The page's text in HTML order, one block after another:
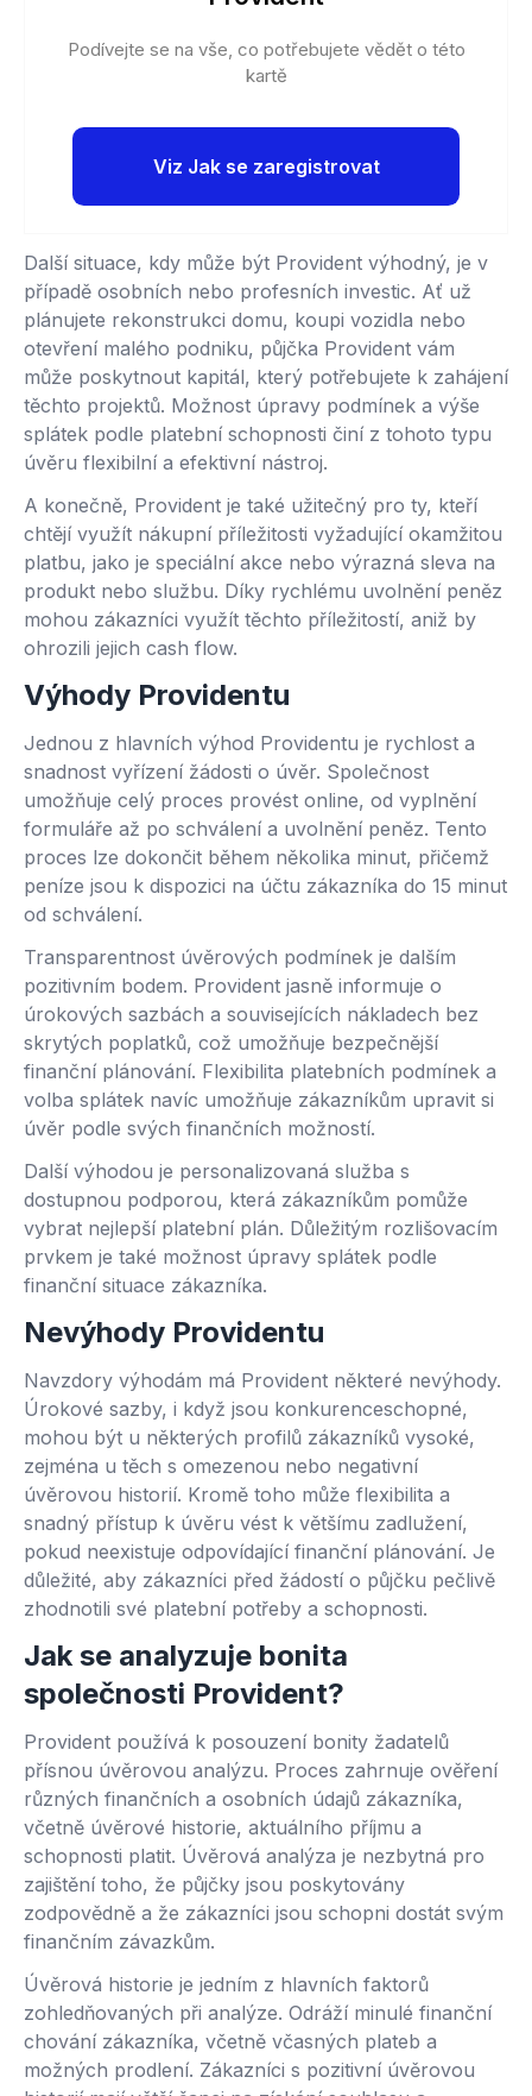
Podívejte se na vše, co potřebujete vědět o této
kartě
Viz Jak se zaregistrovat
Další situace, kdy může být Provident výhodný, je v
případě osobních nebo profesních investic. Ať už
plánujete rekonstrukci domu, koupi vozidla nebo
otevření malého podniku, půjčka Provident vám
může poskytnout kapitál, který potřebujete k zahájení
těchto projektů. Možnost úpravy podmínek a výše
splátek podle platební schopnosti činí z tohoto typu
úvěru flexibilní a efektivní nástroj.
A konečně, Provident je také užitečný pro ty, kteří
chtějí využít nákupní příležitosti vyžadující okamžitou
platbu, jako je speciální akce nebo výrazná sleva na
produkt nebo službu. Díky rychlému uvolnění peněz
mohou zákazníci využít těchto příležitostí, aniž by
ohrozili jejich cash flow.
Výhody Providentu
Jednou z hlavních výhod Providentu je rychlost a
snadnost vyřízení žádosti o úvěr. Společnost
umožňuje celý proces provést online, od vyplnění
formuláře až po schválení a uvolnění peněz. Tento
proces lze dokončit během několika minut, přičemž
peníze jsou k dispozici na účtu zákazníka do 15 minut
od schválení.
Transparentnost úvěrových podmínek je dalším
pozitivním bodem. Provident jasně informuje o
úrokových sazbách a souvisejících nákladech bez
skrytých poplatků, což umožňuje bezpečnější
finanční plánování. Flexibilita platebních podmínek a
volba splátek navíc umožňuje zákazníkům upravit si
úvěr podle svých finančních možností.
Další výhodou je personalizovaná služba s
dostupnou podporou, která zákazníkům pomůže
vybrat nejlepší platební plán. Důležitým rozlišovacím
prvkem je také možnost úpravy splátek podle
finanční situace zákazníka.
Nevýhody Providentu
Navzdory výhodám má Provident některé nevýhody.
Úrokové sazby, i když jsou konkurenceschopné,
mohou být u některých profilů zákazníků vysoké,
zejména u těch s omezenou nebo negativní
úvěrovou historií. Kromě toho může flexibilita a
snadný přístup k úvěru vést k většímu zadlužení,
pokud neexistuje odpovídající finanční plánování. Je
důležité, aby zákazníci před žádostí o půjčku pečlivě
zhodnotili své platební potřeby a schopnosti.
Jak se analyzuje bonita
společnosti Provident?
Provident používá k posouzení bonity žadatelů
přísnou úvěrovou analýzu. Proces zahrnuje ověření
různých finančních a osobních údajů zákazníka,
včetně úvěrové historie, aktuálního příjmu a
schopnosti platit. Úvěrová analýza je nezbytná pro
zajištění toho, že půjčky jsou poskytovány
zodpovědně a že zákazníci jsou schopni dostát svým
finančním závazkům.
Úvěrová historie je jedním z hlavních faktorů
zohledňovaných při analýze. Odráží minulé finanční
chování zákazníka, včetně včasných plateb a
možných prodlení. Zákazníci s pozitivní úvěrovou